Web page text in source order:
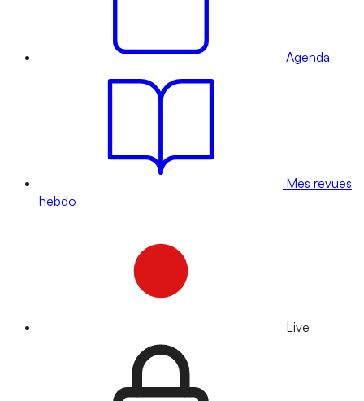
Agenda
Mes revues
hebdo
Live